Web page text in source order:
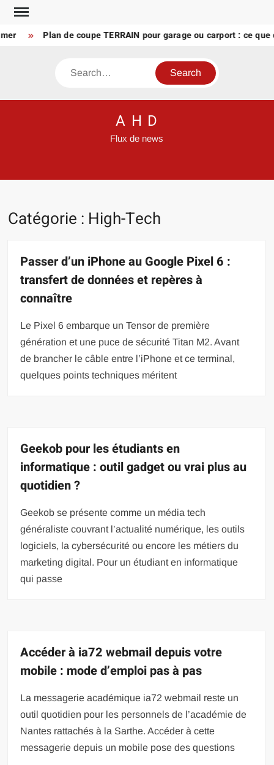
Skip
contentPlan de coupe TERRAIN pour garage ou carport : ce que
Search
A H D
Flux de news
Catégorie : High-Tech
Passer d’un iPhone au Google Pixel 6 :
transfert de données et repères à
connaître
Le Pixel 6 embarque un Tensor de première
génération et une puce de sécurité Titan M2. Avant
de brancher le câble entre l’iPhone et ce terminal,
quelques points techniques méritent
Geekob pour les étudiants en
informatique : outil gadget ou vrai plus au
quotidien ?
Geekob se présente comme un média tech
généraliste couvrant l’actualité numérique, les outils
logiciels, la cybersécurité ou encore les métiers du
marketing digital. Pour un étudiant en informatique
qui passe
Accéder à ia72 webmail depuis votre
mobile : mode d’emploi pas à pas
La messagerie académique ia72 webmail reste un
outil quotidien pour les personnels de l’académie de
Nantes rattachés à la Sarthe. Accéder à cette
messagerie depuis un mobile pose des questions